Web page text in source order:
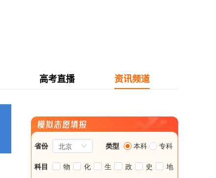
高考直播 资讯频道